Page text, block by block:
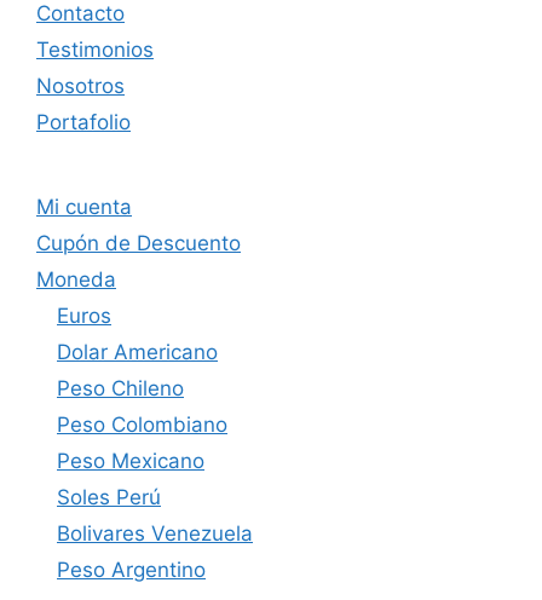
Contacto
Testimonios
Nosotros
Portafolio
Mi cuenta
Cupón de Descuento
Moneda
Euros
Dolar Americano
Peso Chileno
Peso Colombiano
Peso Mexicano
Soles Perú
Bolivares Venezuela
Peso Argentino